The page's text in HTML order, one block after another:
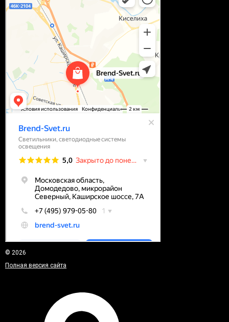
© 2026
Полная версия сайта